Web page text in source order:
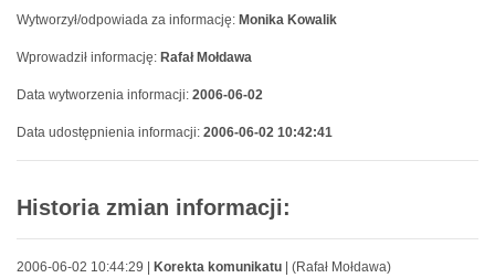
Wytworzył/odpowiada za informację: Monika Kowalik
Wprowadził informację: Rafał Mołdawa
Data wytworzenia informacji: 2006-06-02
Data udostępnienia informacji: 2006-06-02 10:42:41
Historia zmian informacji:
2006-06-02 10:44:29 | Korekta komunikatu | (Rafał Mołdawa)